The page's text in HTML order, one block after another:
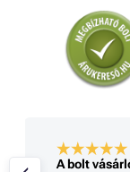
A bolt